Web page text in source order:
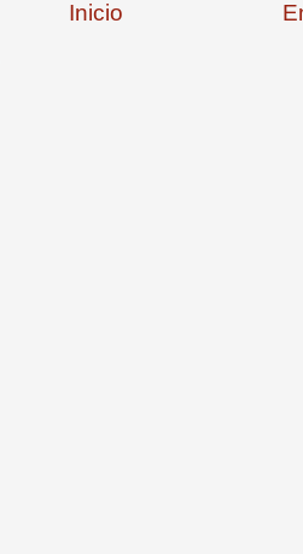
Inicio